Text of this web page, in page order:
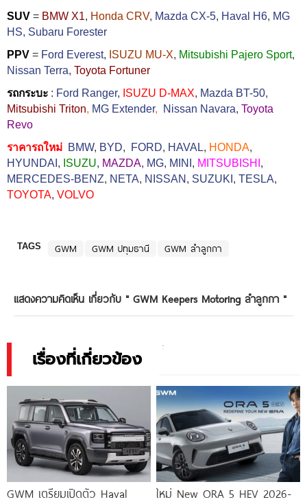
SUV = BMW X1, Honda CRV, Mazda CX-5, Haval H6, MG
HS, Subaru Forester
PPV = Ford Everest, ISUZU MU-X, Mitsubishi Pajero Sport,
Nissan Terra, Toyota Fortuner
รถกระบะ : Ford Ranger, ISUZU D-MAX, Mazda BT-50,
Mitsubishi Triton, MG Extender, Nissan Navara, Toyota
Revo
ราคารถใหม่ BMW, BYD, FORD, HAVAL, HONDA,
HYUNDAI , ISUZU, MAZDA, MG, MINI , MITSUBISHI ,
MERCEDES-BENZ, NETA, NISSAN , SUZUKI , TESLA,
TOYOTA, VOLVO
TAGS GWM GWM ปทุมธานี GWM ลำลูกกา
แสดงความคิดเห็น เกี่ยวกับ " GWM Keepers Motoring ลำลูกกา "
เรื่องที่เกี่ยวข้อง
GWM เตรียมเปิดตัว Haval
ใหม่ New ORA 5 HEV 2026-